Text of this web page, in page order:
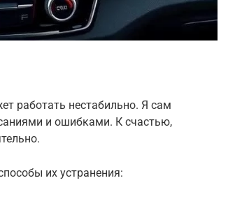
работать нестабильно. Я сам
и ошибками. К счастью,
их устранения: